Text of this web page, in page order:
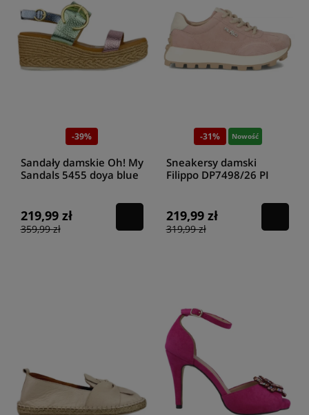
-39%
Sandały damskie Oh! My
Sandals 5455 doya blue
219,99 zł
359,99 zł
-31% Nowość
Sneakersy damski
Filippo DP7498/26 PI
219,99 zł
319,99 zł